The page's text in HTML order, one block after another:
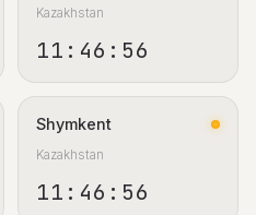
Kazakhstan
11:46:57
Shymkent
Kazakhstan
11:46:57